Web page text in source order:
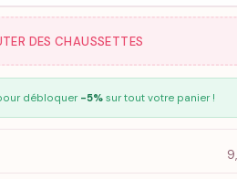
DES CHAUSSETTES
débloquer -5%sur tout votre panier !